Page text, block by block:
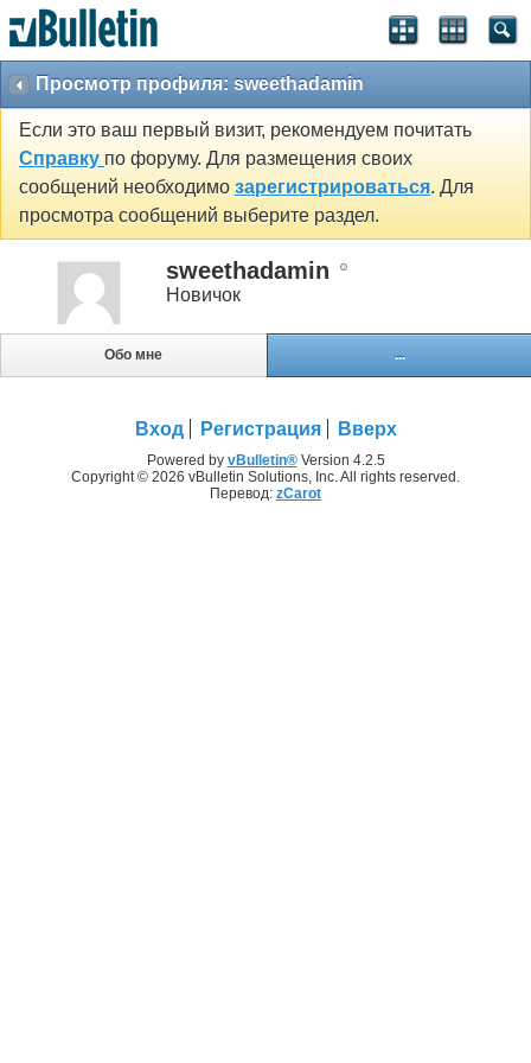
Просмотр профиля: sweethadamin
Если это ваш первый визит, рекомендуем почитать
Справку по форуму. Для размещения своих
сообщений необходимо зарегистрироваться. Для
просмотра сообщений выберите раздел.
sweethadamin
Новичок
Обо мне ...
Вход Регистрация Вверх
Powered by vBulletin®Version 4.2.5
Copyright © 2026 vBulletin Solutions, Inc. All rights reserved.
Перевод: zCarot